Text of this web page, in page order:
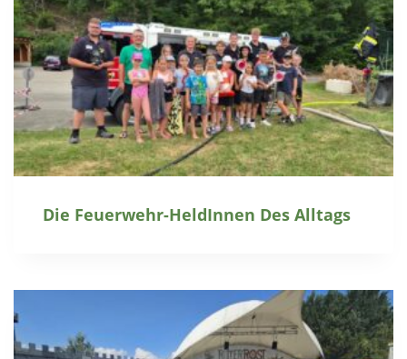
Die Feuerwehr-HeldInnen Des Alltags